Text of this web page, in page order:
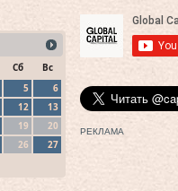
Сб
Вс
5
6
12
13
19
20
26
27
РЕКЛАМА